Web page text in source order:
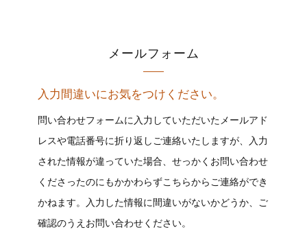
メールフォーム
入力間違いにお気をつけください。
問い合わせフォームに入力していただいたメールアド
レスや電話番号に折り返しご連絡いたしますが、入力
された情報が違っていた場合、せっかくお問い合わせ
くださったのにもかかわらずこちらからご連絡ができ
かねます。入力した情報に間違いがないかどうか、ご
確認のうえお問い合わせください。